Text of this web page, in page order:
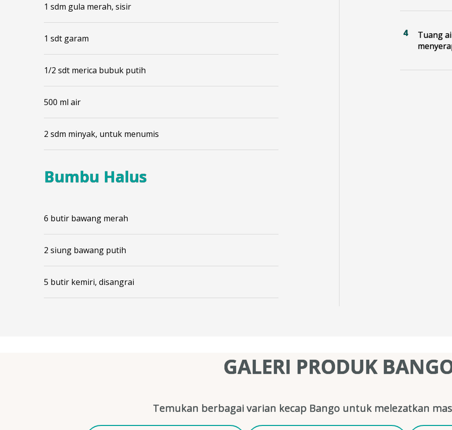
1 sdm gula merah, sisir
1 sdt garam
1/2 sdt merica bubuk putih
500 ml air
2 sdm minyak, untuk menumis
Bumbu Halus
6 butir bawang merah
2 siung bawang putih
5 butir kemiri, disangrai
Tuang
GALERI PRODUK
Temukan berbagai varian kecap Bango untuk melezatkan